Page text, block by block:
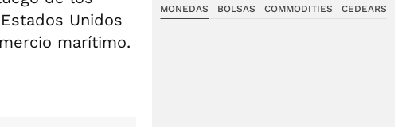
Unidos
marítimo.
MONEDAS BOLSAS COMMODITIES CEDEARS